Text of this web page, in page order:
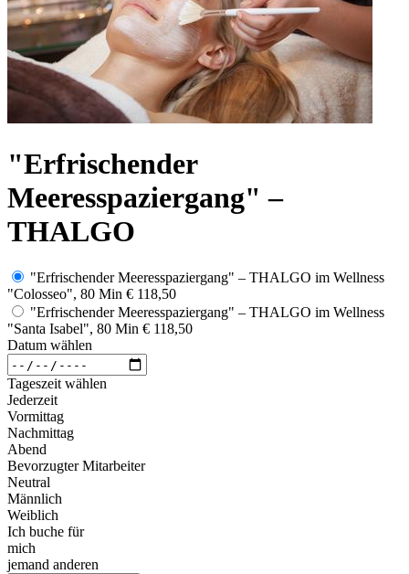
"Erfrischender
Meeresspaziergang" –
THALGO
"Erfrischender Meeresspaziergang" – THALGO im Wellness
"Colosseo", 80 Min € 118,50
"Erfrischender Meeresspaziergang" – THALGO im Wellness
"Santa Isabel", 80 Min € 118,50
Datum wählen
Tageszeit wählen
Jederzeit
Vormittag
Nachmittag
Abend
Bevorzugter Mitarbeiter
Neutral
Männlich
Weiblich
Ich buche für
mich
jemand anderen